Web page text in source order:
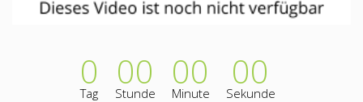
0
Tag 00
Stunde 00
Minute 00
Sekunde